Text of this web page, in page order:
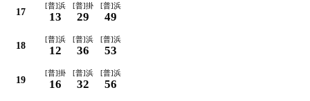
17
[普]浜
13
[普]掛
29
[普]浜
49
18
[普]浜
12
[普]浜
36
[普]浜
53
19
[普]掛
16
[普]浜
32
[普]浜
56